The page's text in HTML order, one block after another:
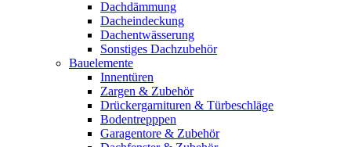
Dachdämmung
Dacheindeckung
Dachentwässerung
Sonstiges Dachzubehör
Bauelemente
Innentüren
Zargen & Zubehör
Drückergarnituren & Türbeschläge
Bodentrepppen
Garagentore & Zubehör